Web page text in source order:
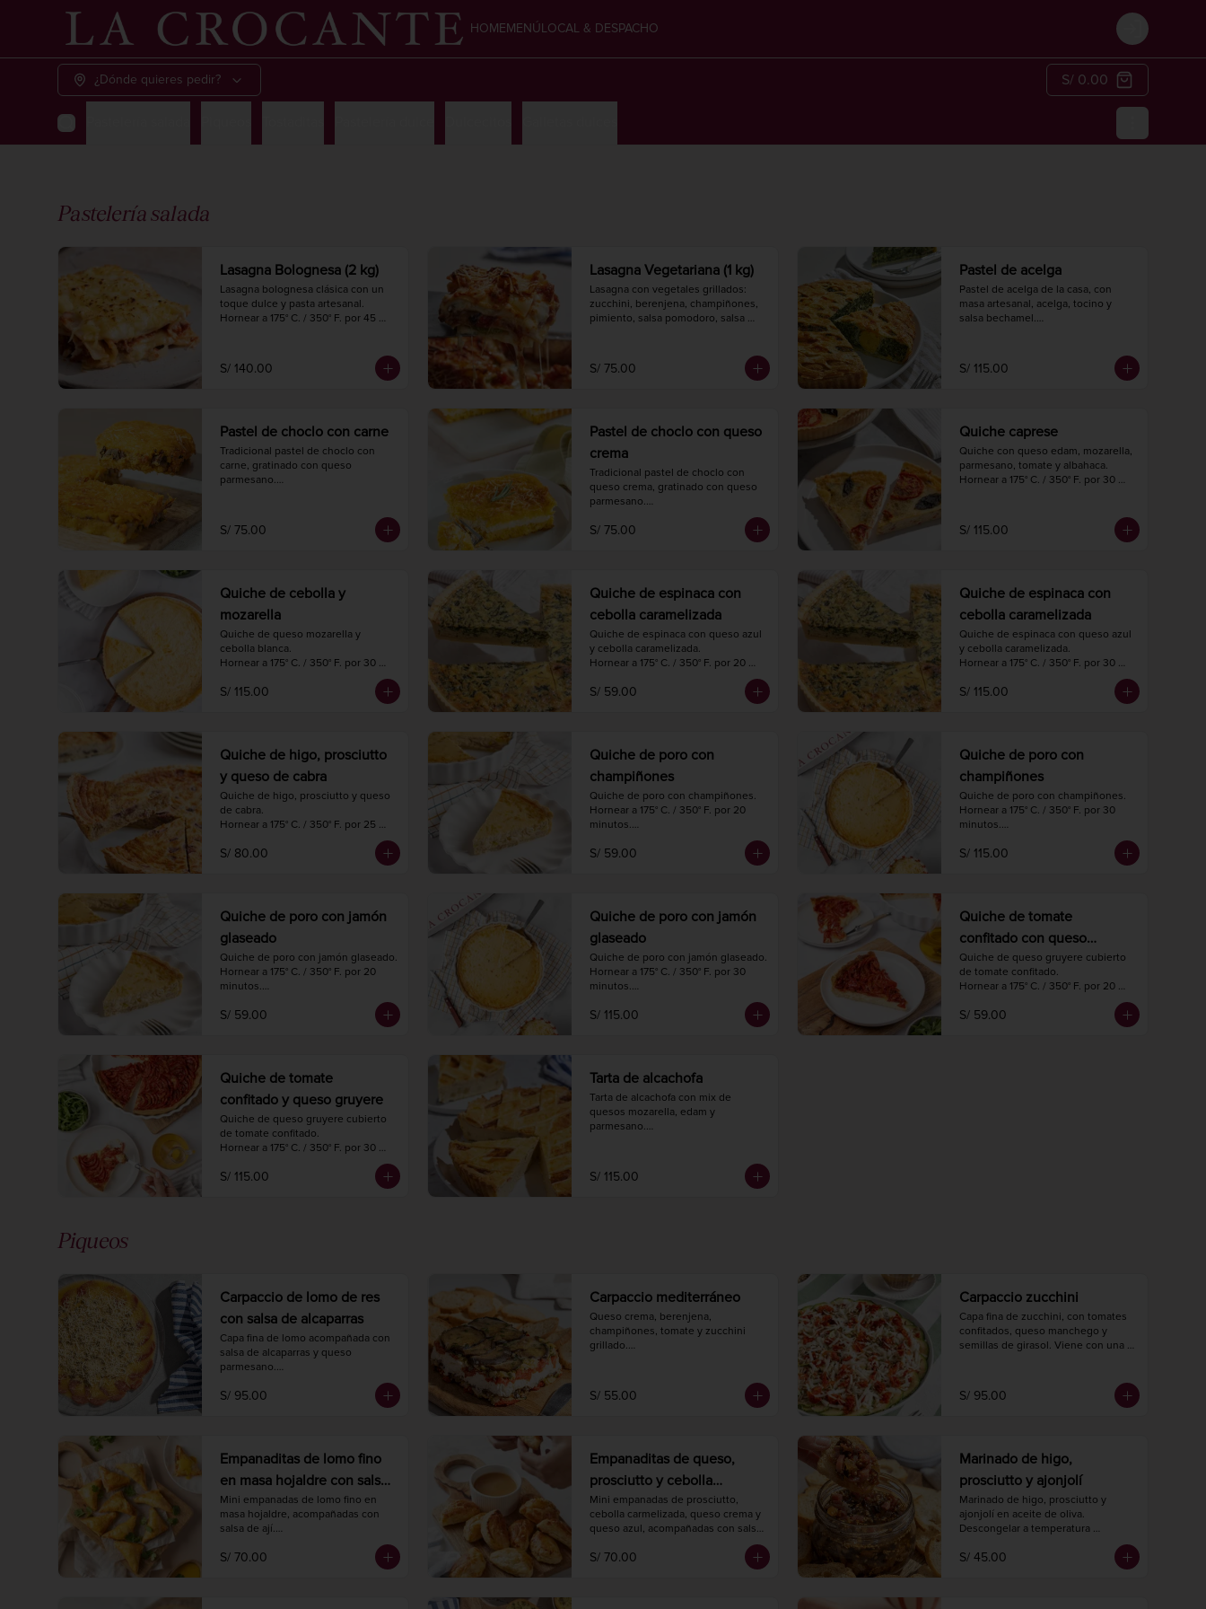
HOMEMENÚLOCAL & DESPACHO Login
¿Dónde quieres pedir? S/ 0.00
Pastelería salada
Lasagna Bolognesa (2 kg)
Lasagna bolognesa clásica con un
toque dulce y pasta artesanal.
Hornear a 175° C. / 350° F. por 45
6 a 8 porciones.
S/ 140.00
Lasagna Vegetariana (1 kg)
Lasagna con vegetales grillados:
zucchini, berenjena, champiñones,
pimiento, salsa pomodoro, salsa
Hornear a 175° C. / 350° F. por 30
minutos.
S/ 75.00
Pastel de acelga
Pastel de acelga de la casa, con
masa artesanal, acelga, tocino y
salsa bechamel.
Diámetro 24 cm.
8 a 10 porciones.
S/ 115.00
Pastel de choclo con carne
Tradicional pastel de choclo con
carne, gratinado con queso
parmesano.
1 kg.
4 porciones.
S/ 75.00
Pastel de choclo con queso
crema
Tradicional pastel de choclo con
queso crema, gratinado con queso
parmesano.
Hornear a 175° C. / 350° F. por 30-35
minutos.
S/ 75.00
Quiche caprese
Quiche con queso edam, mozarella,
parmesano, tomate y albahaca.
Hornear a 175° C. / 350° F. por 30
8 a 10 porciones.
S/ 115.00
Quiche de cebolla y
mozarella
Quiche de queso mozarella y
cebolla blanca.
Hornear a 175° C. / 350° F. por 30
Diámetro 27 cm.
S/ 115.00
Quiche de espinaca con
cebolla caramelizada
Quiche de espinaca con queso azul
y cebolla caramelizada.
Hornear a 175° C. / 350° F. por 20
Diámetro 18 cm.
S/ 59.00
Quiche de espinaca con
cebolla caramelizada
Quiche de espinaca con queso azul
y cebolla caramelizada.
Hornear a 175° C. / 350° F. por 30
Diámetro 27 cm.
S/ 115.00
Quiche de higo, prosciutto
y queso de cabra
Quiche de higo, prosciutto y queso
de cabra.
Hornear a 175° C. / 350° F. por 25
Diámetro 22 cm.
S/ 80.00
Quiche de poro con
champiñones
Quiche de poro con champiñones.
Hornear a 175° C. / 350° F. por 20
minutos.
4 porciones.
S/ 59.00
Quiche de poro con
champiñones
Quiche de poro con champiñones.
Hornear a 175° C. / 350° F. por 30
minutos.
8 a 10 porciones.
S/ 115.00
Quiche de poro con jamón
glaseado
Quiche de poro con jamón glaseado.
Hornear a 175° C. / 350° F. por 20
minutos.
4 porciones.
S/ 59.00
Quiche de poro con jamón
glaseado
Quiche de poro con jamón glaseado.
Hornear a 175° C. / 350° F. por 30
minutos.
8 a 10 porciones.
S/ 115.00
Quiche de tomate
confitado con queso
gruyere
Quiche de queso gruyere cubierto
de tomate confitado.
Hornear a 175° C. / 350° F. por 20
Diámetro 18 cm.
S/ 59.00
Quiche de tomate
confitado y queso gruyere
Quiche de queso gruyere cubierto
de tomate confitado.
Hornear a 175° C. / 350° F. por 30
Diámetro 27 cm.
S/ 115.00
Tarta de alcachofa
Tarta de alcachofa con mix de
quesos mozarella, edam y
parmesano.
Diámetro 24 cm.
8 a 10 porciones.
S/ 115.00
Piqueos
Carpaccio de lomo de res
con salsa de alcaparras
Capa fina de lomo acompañada con
salsa de alcaparras y queso
parmesano.
S/ 95.00
Carpaccio mediterráneo
Queso crema, berenjena,
champiñones, tomate y zucchini
grillado.
Peso 450 gr.
S/ 55.00
Carpaccio zucchini
Capa fina de zucchini, con tomates
confitados, queso manchego y
semillas de girasol. Viene con una
de oro.
S/ 95.00
Empanaditas de lomo fino
en masa hojaldre con salsa
de ají (20 unidades)
Mini empanadas de lomo fino en
masa hojaldre, acompañadas con
salsa de ají.
minutos.
S/ 70.00
Empanaditas de queso,
prosciutto y cebolla
caramelizada con salsa de
damasco (20 unidades)
Mini empanadas de prosciutto,
cebolla carmelizada, queso crema y
queso azul, acompañadas con salsa
Hornear a 175° C. / 350° F. por 20
S/ 70.00
Marinado de higo,
prosciutto y ajonjolí
Marinado de higo, prosciutto y
ajonjolí en aceite de oliva.
Descongelar a temperatura
consumir.
S/ 45.00